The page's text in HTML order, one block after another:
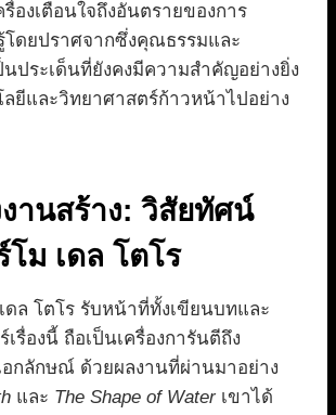
องเตือนใจถึงอันตรายของการ
โดยปราศจากซึ่งคุณธรรมและ
นประเด็นที่ยังคงมีความสำคัญอย่างยิ่ง
ยีและวิทยาศาสตร์ก้าวหน้าไปอย่าง
งานสร้าง: วิสัยทัศน์
โม เดล โตโร
ดล โตโร รับหน้าที่ทั้งเขียนบทและ
รื่องนี้ ถือเป็นเครื่องการันตีถึง
อกลักษณ์ ด้วยผลงานที่ผ่านมาอย่าง
และ The Shape of Waterเขาได้